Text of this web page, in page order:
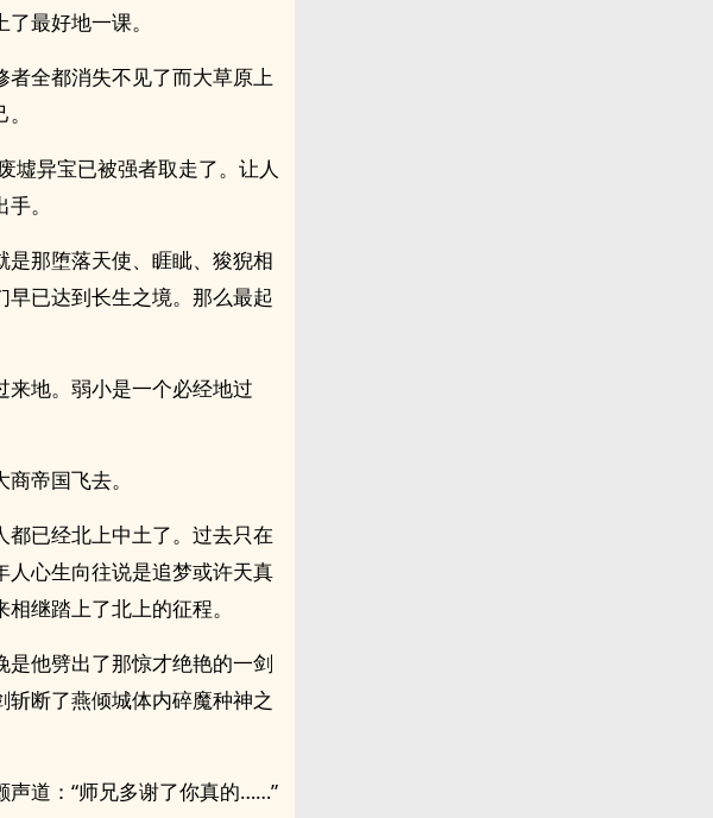
最好地一课。
者全都消失不见了而大草原上
墟异宝已被强者取走了。让人
。
那堕落天使、睚眦、狻猊相
已达到长生之境。那么最起
地。弱小是一个必经地过
帝国飞去。
已经北上中土了。过去只在
心生向往说是追梦或许天真
继踏上了北上的征程。
他劈出了那惊才绝艳的一剑
断了燕倾城体内碎魔种神之
道：“师兄多谢了你真的……”